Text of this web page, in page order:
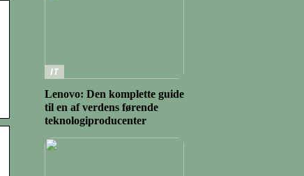
IT
Lenovo: Den komplette guide
til en af verdens førende
teknologiproducenter